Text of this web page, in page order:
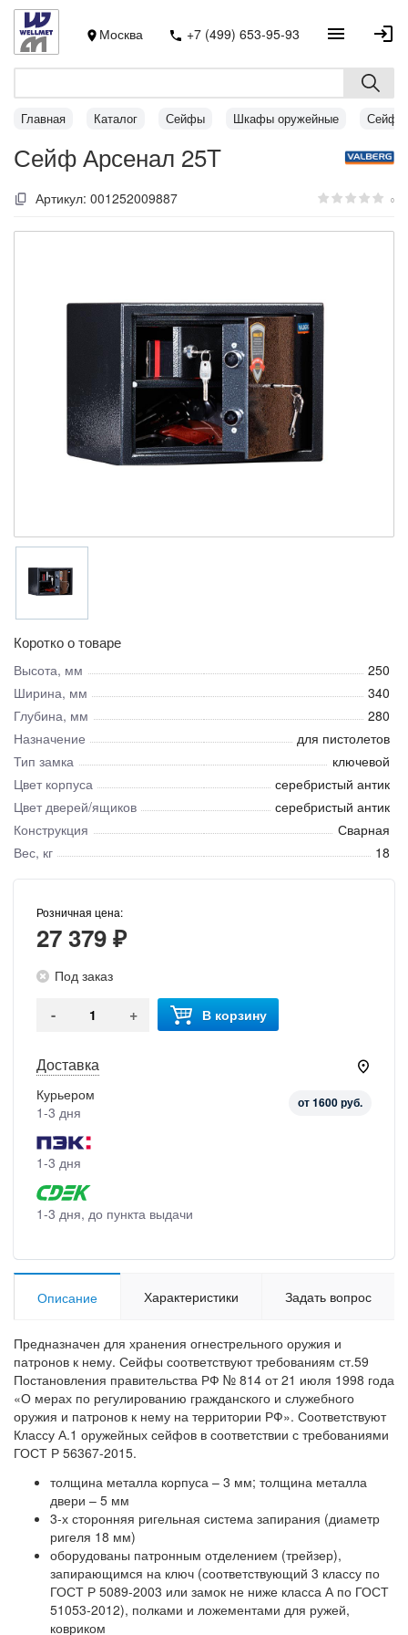
Москва +7 (499) 653-95-93
Главная Каталог Сейфы Шкафы оружейные Сейфы
Сейф Арсенал 25T
Артикул: 001252009887 0
Коротко о товаре
Высота, мм
250
Ширина, мм
340
Глубина, мм
280
Назначение
для пистолетов
Тип замка
ключевой
Цвет корпуса
серебристый антик
Цвет дверей/ящиков
серебристый антик
Конструкция
Сварная
Вес, кг
18
Розничная цена:
27 379 ₽
Под заказ
- + В корзину
Доставка
Курьером
1-3 дня
от 1600 руб.
1-3 дня
1-3 дня, до пункта выдачи
Описание Характеристики Задать вопрос
Предназначен для хранения огнестрельного оружия и
патронов к нему. Сейфы соответствуют требованиям ст.59
Постановления правительства РФ № 814 от 21 июля 1998 года
«О мерах по регулированию гражданского и служебного
оружия и патронов к нему на территории РФ». Соответствуют
Классу А.1 оружейных сейфов в соответствии с требованиями
ГОСТ Р 56367-2015.
толщина металла корпуса – 3 мм; толщина металла
двери – 5 мм
3-х сторонняя ригельная система запирания (диаметр
ригеля 18 мм)
оборудованы патронным отделением (трейзер),
запирающимся на ключ (соответствующий 3 классу по
ГОСТ Р 5089-2003 или замок не ниже класса А по ГОСТ
51053-2012), полками и ложементами для ружей,
ковриком